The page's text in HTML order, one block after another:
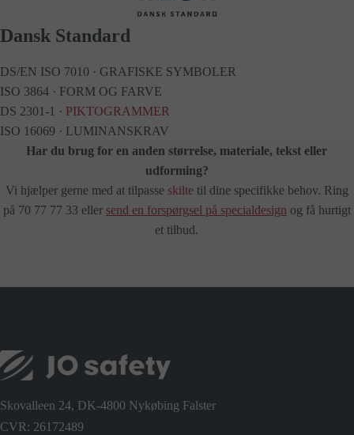
Dansk Standard
DS/EN ISO 7010 · GRAFISKE SYMBOLER
ISO 3864 · FORM OG FARVE
DS 2301-1 · PIKTOGRAMMER
ISO 16069 · LUMINANSKRAV
Har du brug for en anden størrelse, materiale, tekst eller
udforming?
Vi hjælper gerne med at tilpasse skiltetil dine specifikke behov. Ring
på 70 77 77 33 eller send en forspørgsel på specialdesign og få hurtigt
et tilbud.
Skovalleen 24, DK-4800 Nykøbing Falster
CVR: 26172489